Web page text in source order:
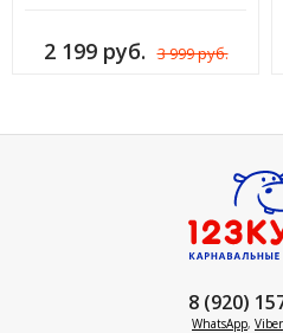
2 199 руб. 3 999 руб.
8 (920)
WhatsApp, Viber